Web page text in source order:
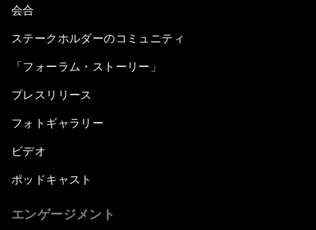
会合
ステークホルダーのコミュニティ
「フォーラム・ストーリー」
プレスリリース
フォトギャラリー
ビデオ
ポッドキャスト
エンゲージメント